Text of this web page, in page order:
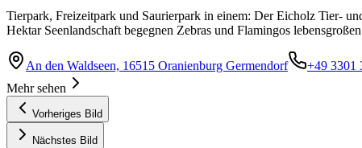
Tierpark, Freizeitpark und Saurierpark in einem: Der Eicholz Tier-
Hektar Seenlandschaft begegnen Zebras und Flamingos
An den Waldseen, 16515 Oranienburg Germendorf +49 3301
Mehr sehen
Vorheriges Bild
Nächstes Bild